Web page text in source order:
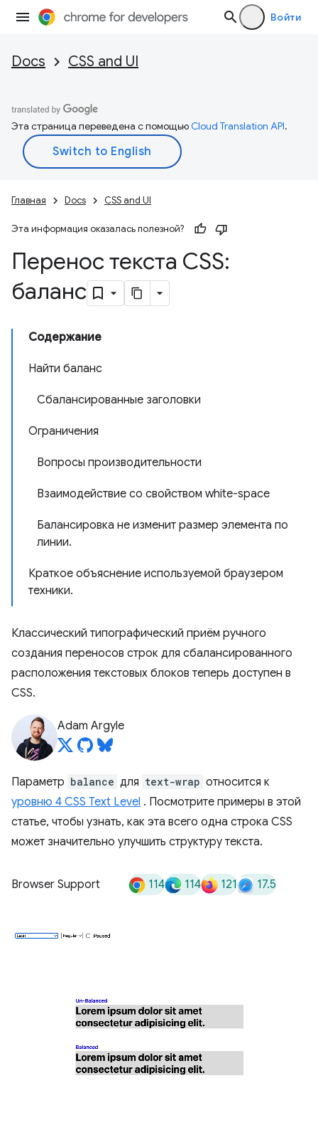
Войти
Docs CSS and UI
Эта страница переведена с помощьюCloud Translation API.
Главная Docs CSS and UI
Эта информация оказалась полезной?
Перенос текста CSS:
баланс
Содержание
Найти баланс
Сбалансированные заголовки
Ограничения
Вопросы производительности
Взаимодействие со свойством white-space
Балансировка не изменит размер элемента по
линии.
Краткое объяснение используемой браузером
техники.
Классический типографический приём ручного
создания переносов строк для сбалансированного
расположения текстовых блоков теперь доступен в
CSS.
Adam Argyle
Параметр balance для text-wrap относится к
уровню 4 CSS Text Level . Посмотрите примеры в этой
статье, чтобы узнать, как эта всего одна строка CSS
может значительно улучшить структуру текста.
Browser Support 114 114 121 17.5